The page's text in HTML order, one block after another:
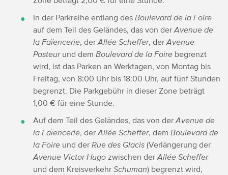
In der Parkreihe entlang des Boulevard de la Foire
auf dem Teil des Geländes, das von der Avenue de
la Faïencerie, der Allée Scheffer, der Avenue
Pasteurund dem Boulevard de la Foire begrenzt
wird, ist das Parken an Werktagen, von Montag bis
Freitag, von 8:00 Uhr bis 18:00 Uhr, auf fünf Stunden
begrenzt. Die Parkgebühr in dieser Zone beträgt
1,00 € für eine Stunde.
Auf dem Teil des Geländes, das von der Avenue de
la Faïencerie, der Allée Scheffer, dem Boulevard de
la Foire und der Rue des Glacis (Verlängerung der
Avenue Victor Hugo zwischen der Allée Scheffer
und dem Kreisverkehr Schuman) begrenzt wird,